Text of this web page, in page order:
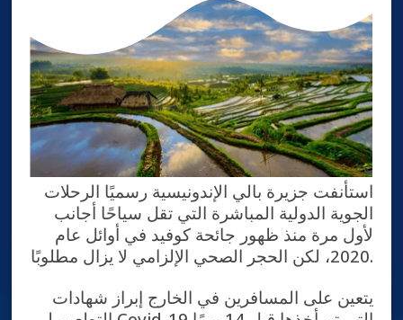
استأنفت جزيرة بالي الإندونيسية رسميًا الرحلات
الجوية الدولية المباشرة التي تقل سياحًا أجانب
لأول مرة منذ ظهور جائحة كوفيد في أوائل عام
2020، لكن الحجر الصحي الإلزامي لا يزال مطلوبًا.
يتعين على المسافرين في الخارج إبراز شهادات